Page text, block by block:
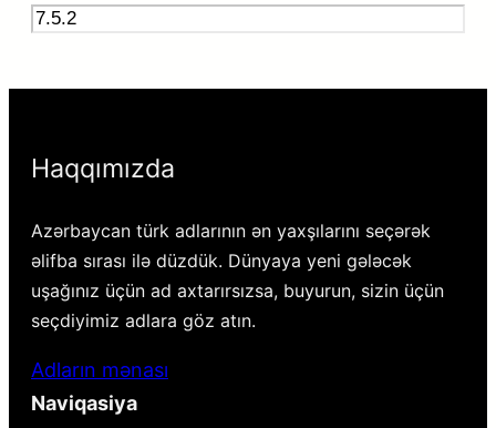
Haqqımızda
Azərbaycan türk adlarının ən yaxşılarını seçərək
əlifba sırası ilə düzdük. Dünyaya yeni gələcək
uşağınız üçün ad axtarırsızsa, buyurun, sizin üçün
seçdiyimiz adlara göz atın.
Adların mənası
Naviqasiya